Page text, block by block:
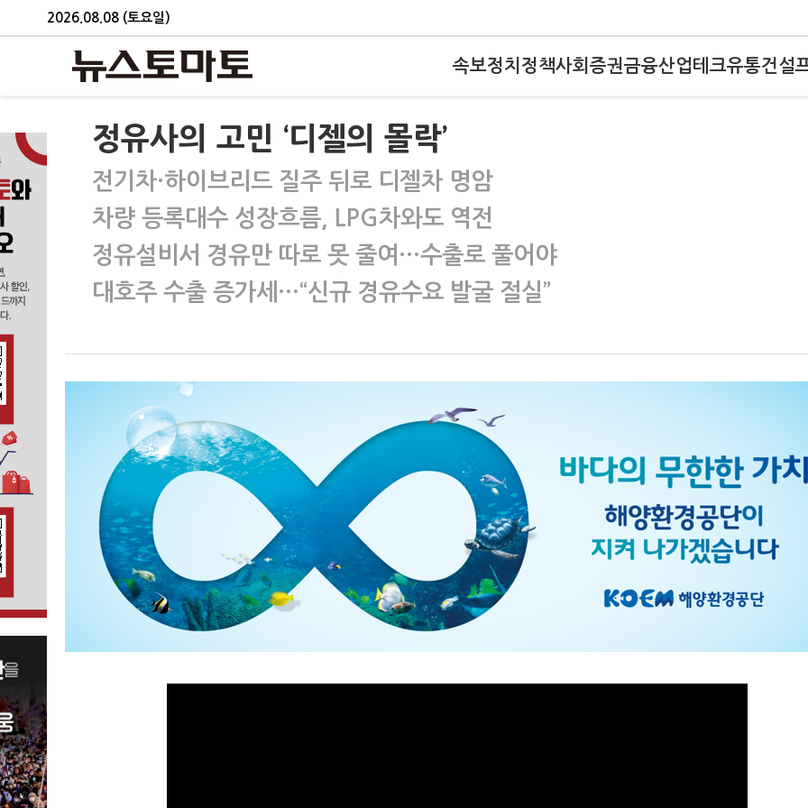
2026.08.08 (토요일)
속보정치 정책사회 증권금융산업테크유통건설
정유사의 고민 ‘디젤의 몰락’
전기차·하이브리드 질주 뒤로 디젤차 명암
차량 등록대수 성장흐름, LPG차와도 역전
정유설비서 경유만 따로 못 줄여…수출로 풀어야
대호주 수출 증가세…“신규 경유수요 발굴 절실”